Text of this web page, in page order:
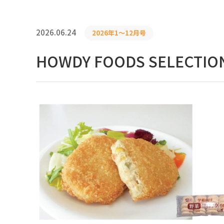
2026.06.24 2026年1〜12月号
HOWDY FOODS